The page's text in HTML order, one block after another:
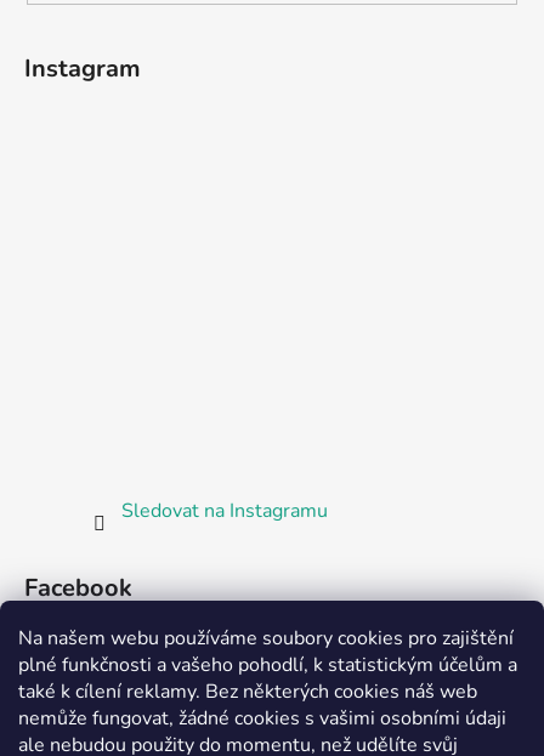
Na našem webu používáme soubory cookies pro zajištění
plné funkčnosti a vašeho pohodlí, k statistickým účelům a
také k cílení reklamy. Bez některých cookies náš web
nemůže fungovat, žádné cookies s vašimi osobními údaji
ale nebudou použity do momentu, než udělíte svůj
Instagram
Sledovat na Instagramu
Facebook